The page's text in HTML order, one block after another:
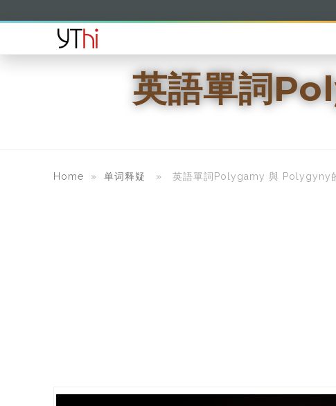
英語單詞
Home » 单词释疑 » 英語單詞Polygamy 與 Polygyny